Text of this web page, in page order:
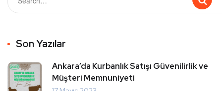
Son Yazılar
Ankara’da Kurbanlık Satışı Güvenilirlik ve
Müşteri Memnuniyeti